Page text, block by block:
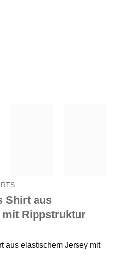
Shirt aus
mit Rippstruktur
aus elastischem Jersey mit